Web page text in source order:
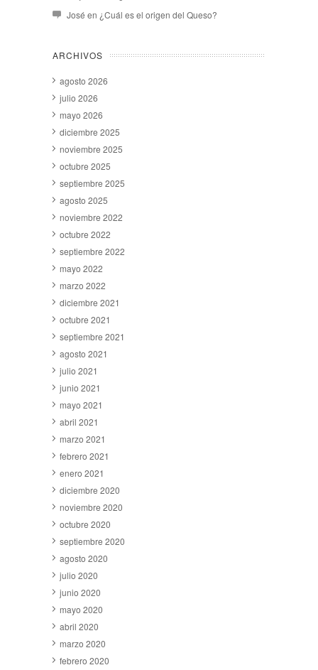
José en ¿Cuál es el origen del Queso?
ARCHIVOS
agosto 2026
julio 2026
mayo 2026
diciembre 2025
noviembre 2025
octubre 2025
septiembre 2025
agosto 2025
noviembre 2022
octubre 2022
septiembre 2022
mayo 2022
marzo 2022
diciembre 2021
octubre 2021
septiembre 2021
agosto 2021
julio 2021
junio 2021
mayo 2021
abril 2021
marzo 2021
febrero 2021
enero 2021
diciembre 2020
noviembre 2020
octubre 2020
septiembre 2020
agosto 2020
julio 2020
junio 2020
mayo 2020
abril 2020
marzo 2020
febrero 2020